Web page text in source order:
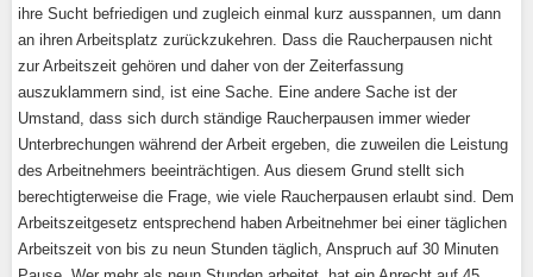
ihre Sucht befriedigen und zugleich einmal kurz ausspannen, um dann
an ihren Arbeitsplatz zurückzukehren. Dass die Raucherpausen nicht
zur Arbeitszeit gehören und daher von der Zeiterfassung
auszuklammern sind, ist eine Sache. Eine andere Sache ist der
Umstand, dass sich durch ständige Raucherpausen immer wieder
Unterbrechungen während der Arbeit ergeben, die zuweilen die Leistung
des Arbeitnehmers beeinträchtigen. Aus diesem Grund stellt sich
berechtigterweise die Frage, wie viele Raucherpausen erlaubt sind. Dem
Arbeitszeitgesetz entsprechend haben Arbeitnehmer bei einer täglichen
Arbeitszeit von bis zu neun Stunden täglich, Anspruch auf 30 Minuten